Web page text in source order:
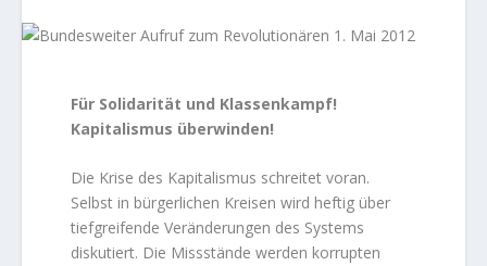
Für Solidarität und Klassenkampf!
Kapitalismus überwinden!
Die Krise des Kapitalismus schreitet voran.
Selbst in bürgerlichen Kreisen wird heftig über
tiefgreifende Veränderungen des Systems
diskutiert. Die Missstände werden korrupten